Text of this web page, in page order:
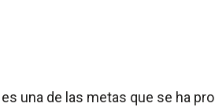
una de las metas que se ha